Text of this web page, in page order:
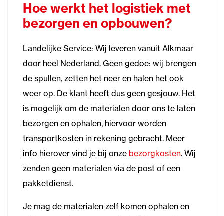
Hoe werkt het logistiek met
bezorgen en opbouwen?
Landelijke Service: Wij leveren vanuit Alkmaar
door heel Nederland. Geen gedoe: wij brengen
de spullen, zetten het neer en halen het ook
weer op. De klant heeft dus geen gesjouw. Het
is mogelijk om de materialen door ons te laten
bezorgen en ophalen, hiervoor worden
transportkosten in rekening gebracht. Meer
info hierover vind je bij onze bezorgkosten. Wij
zenden geen materialen via de post of een
pakketdienst.
Je mag de materialen zelf komen ophalen en